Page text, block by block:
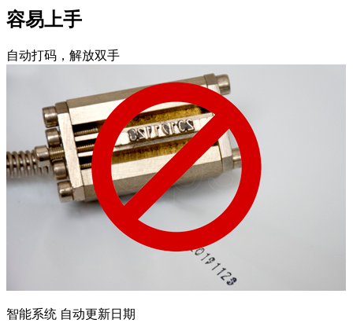
容易上手
自动打码，解放双手
智能系统 自动更新日期